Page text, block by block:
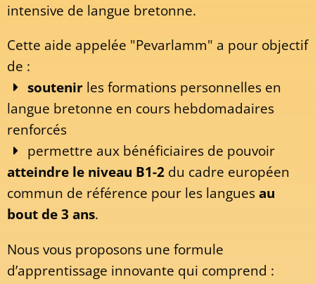
intensive de langue bretonne.
Cette aide appelée "Pevarlamm" a pour objectif
de :
soutenir les formations personnelles en
langue bretonne en cours hebdomadaires
renforcés
permettre aux bénéficiaires de pouvoir
atteindre le niveau B1-2 du cadre européen
commun de référence pour les languesau
bout de 3 ans.
Nous vous proposons une formule
d’apprentissage innovante qui comprend :